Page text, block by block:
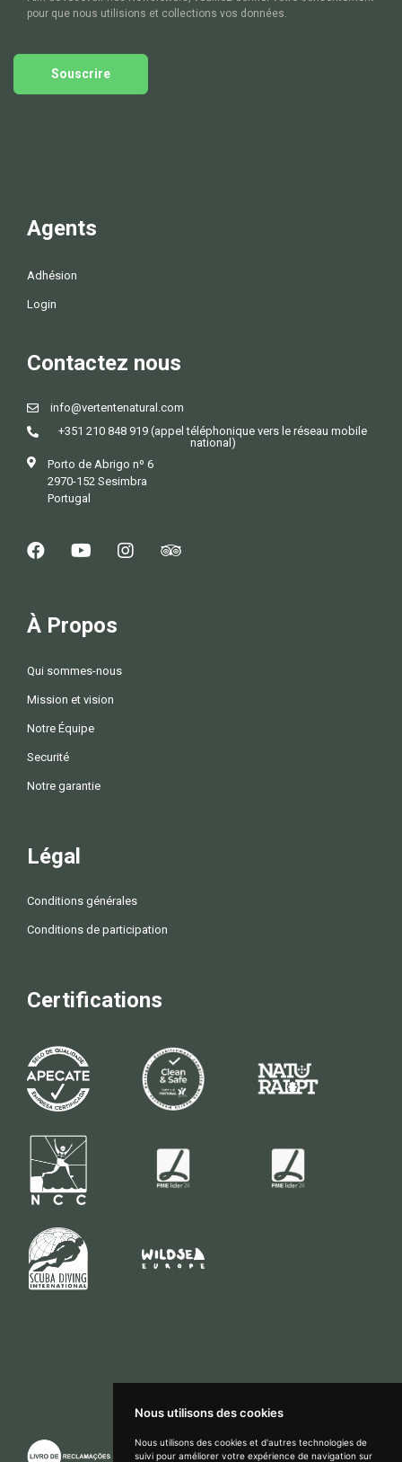
Nous utilisons des cookies
Nous utilisons des cookies et d'autres technologies de
suivi pour améliorer votre expérience de navigation sur
pour que nous utilisions et collections vos données.
Souscrire
Agents
Adhésion
Login
Contactez nous
info@vertentenatural.com
+351 210 848 919 (appel téléphonique vers le réseau mobile
national)
Porto de Abrigo nº 6
2970-152 Sesimbra
Portugal
À Propos
Qui sommes-nous
Mission et vision
Notre Équipe
Securité
Notre garantie
Légal
Conditions générales
Conditions de participation
Certifications